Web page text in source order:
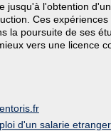
jusqu'à l'obtention
Ces expériences
la poursuite de ses
vers une licence
d'un salarie